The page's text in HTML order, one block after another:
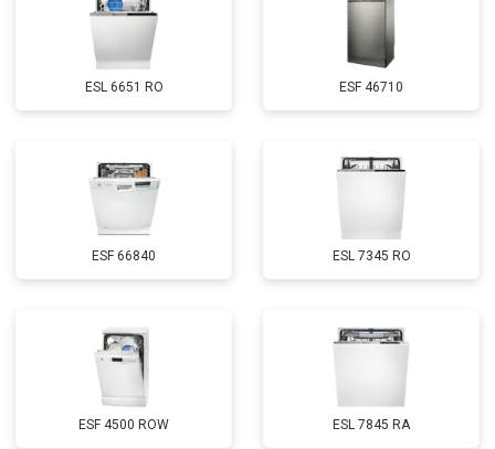
Замена нижнего уплотнителя
от 1000 ₽ Заказать
Замена заливного шланга с
системой Аквастоп
Диагностика бесплатно Заказать
ESL 6651 RO ESF 46710
ESF 66840 ESL 7345 RO
ESF 4500 ROW ESL 7845 RA